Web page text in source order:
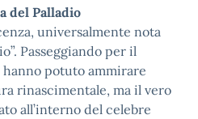
del Palladio
universalmente nota
Passeggiando per il
potuto ammirare
rinascimentale, ma il vero
all’interno del celebre